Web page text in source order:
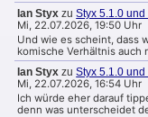
Ian Styx zuStyx 5.1.0
Mi, 22.07.2026, 19:50 Uhr
Und wie es scheint, dass
komische Verhältnis auch
Ian Styx zuStyx 5.1.0
Mi, 22.07.2026, 16:54 Uhr
Ich würde eher darauf
denn was unterscheidet